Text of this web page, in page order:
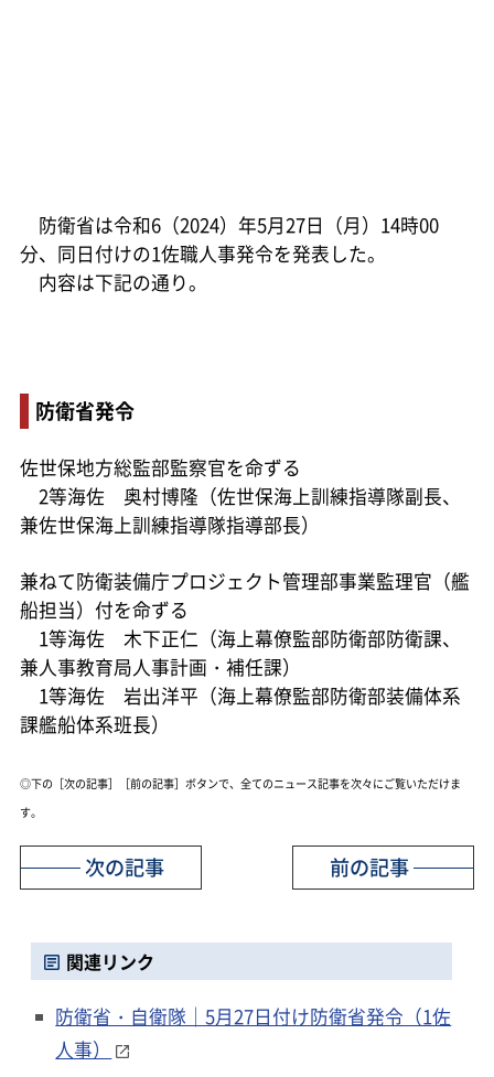
防衛省は令和6（2024）年5月27日（月）14時00
分、同日付けの1佐職人事発令を発表した。
内容は下記の通り。
防衛省発令
佐世保地方総監部監察官を命ずる
2等海佐 奥村博隆（佐世保海上訓練指導隊副長、
兼佐世保海上訓練指導隊指導部長）
兼ねて防衛装備庁プロジェクト管理部事業監理官（艦
船担当）付を命ずる
1等海佐 木下正仁（海上幕僚監部防衛部防衛課、
兼人事教育局人事計画・補任課）
1等海佐 岩出洋平（海上幕僚監部防衛部装備体系
課艦船体系班長）
◎下の［次の記事］［前の記事］ボタンで、全てのニュース記事を次々にご覧いただけま
す。
前の記事
次の記事
関連リンク
防衛省・自衛隊｜5月27日付け防衛省発令（1佐
人事）